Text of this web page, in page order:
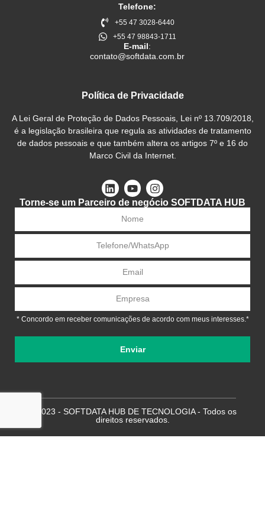
Telefone:
+55 47 3028-6440
+55 47 98843-1711
E-mail:
contato@softdata.com.br
Política de Privacidade
A Lei Geral de Proteção de Dados Pessoais, Lei nº 13.709/2018,
é a legislação brasileira que regula as atividades de tratamento
de dados pessoais e que também altera os artigos 7º e 16 do
Marco Civil da Internet.
Torne-se um Parceiro de negócio SOFTDATA HUB
* Concordo em receber comunicações de acordo com meus interesses.*
Enviar
© 2023 - SOFTDATA HUB DE TECNOLOGIA - Todos os
direitos reservados.